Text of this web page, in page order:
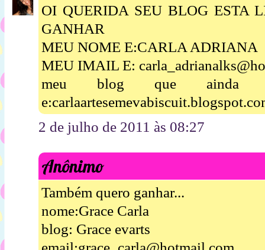
OI QUERIDA SEU BLOG ESTA
GANHAR
MEU NOME E:CARLA ADRIANA
MEU IMAIL E:
meu blog que ainda
2 de julho de 2011 às 08:27
Anônimo
Também quero ganhar...
nome:Grace Carla
blog: Grace evarts